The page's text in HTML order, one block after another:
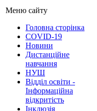
Меню сайту
Головна сторінка
COVID-19
Новини
Дистанційне
навчання
НУШ
Відділ освіти -
Інформаційна
відкритість
Інклюзія